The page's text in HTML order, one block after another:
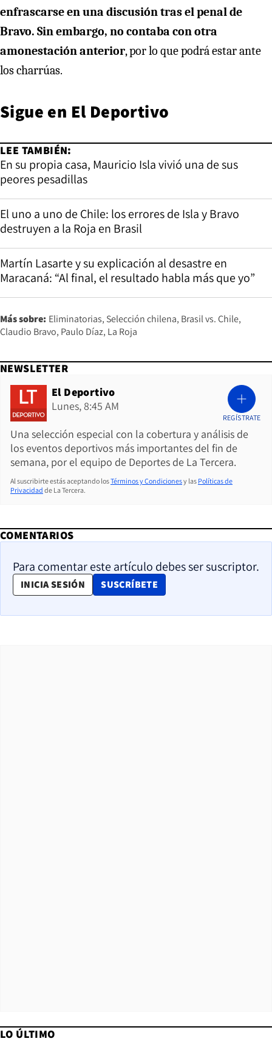
enfrascarse en una discusión tras el penal de
Bravo. Sin embargo, no contaba con otra
amonestación anterior, por lo que podrá estar ante
los charrúas.
Sigue en El Deportivo
LEE TAMBIÉN:
En su propia casa, Mauricio Isla vivió una de sus
peores pesadillas
El uno a uno de Chile: los errores de Isla y Bravo
destruyen a la Roja en Brasil
Martín Lasarte y su explicación al desastre en
Maracaná: “Al final, el resultado habla más que yo”
Más sobre: Eliminatorias Selección chilena Brasil vs. Chile
Claudio Bravo Paulo Díaz La Roja
NEWSLETTER
El Deportivo
Lunes, 8:45 AM
Una selección especial con la cobertura y análisis de
los eventos deportivos más importantes del fin de
semana, por el equipo de Deportes de La Tercera.
REGÍSTRATE
Al suscribirte estás aceptando losTérminos y Condicionesy las Políticas de
Privacidad de La Tercera.
COMENTARIOS
Para comentar este artículo debes ser suscriptor.
INICIA SESIÓN SUSCRÍBETE
OPENS IN NEW WINDOW
LO ÚLTIMO